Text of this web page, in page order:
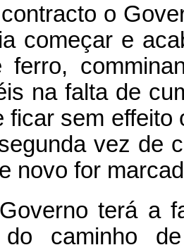
o
começar e
ferro,
na falta de
ficar sem
vez de
novo for
terá a
do caminho